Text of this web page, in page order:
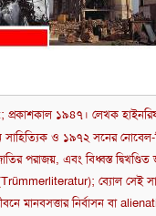
প্রকাশকাল ১৯৪৭। লেখক
সাহিত্যিক ও ১৯৭২ সনের
পরাজয়, এবং বিধ্বস্ত
ব্যোল সেই
মানবসত্তার নির্বাসন বা